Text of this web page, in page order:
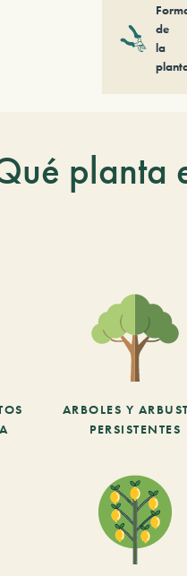
de
la
planta
ARBOLES Y
PERSISTENTES